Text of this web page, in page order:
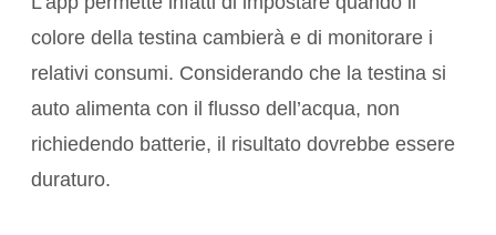
colore della testina cambierà e di monitorare i
relativi consumi. Considerando che la testina si
auto alimenta con il flusso dell’acqua, non
richiedendo batterie, il risultato dovrebbe essere
duraturo.